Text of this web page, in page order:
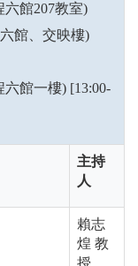
六館207教室)
館、交映樓)
六館一樓) [13:00-
主持
人
賴志
煌 教
授